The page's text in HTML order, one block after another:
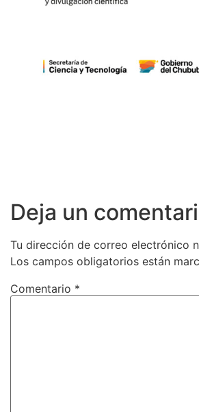
Deja un
Tu dirección de correo electrónico
Los campos obligatorios están
Comentario *